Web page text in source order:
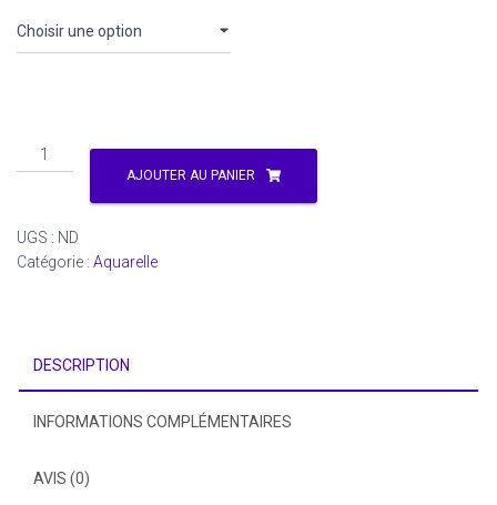
quantité
de
Daniel
Sanders
AJOUTER AU PANIER
UGS : ND
Catégorie : Aquarelle
DESCRIPTION
INFORMATIONS COMPLÉMENTAIRES
AVIS (0)